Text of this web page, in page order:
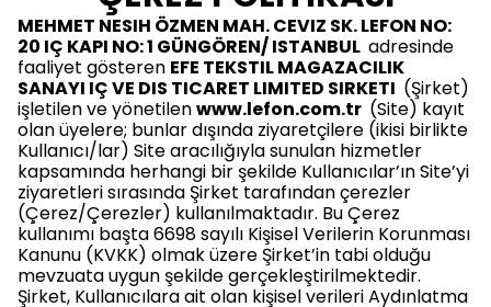
MEHMET NESIH ÖZMEN MAH. CEVIZ SK. LEFON NO:
20 IÇ KAPI NO: 1 GÜNGÖREN/ ISTANBUL adresinde
faaliyet gösteren EFE TEKSTIL MAGAZACILIK
SANAYI IÇ VE DIS TICARET LIMITED SIRKETI (Şirket)
işletilen ve yönetilenwww.lefon.com.tr (Site) kayıt
olan üyelere; bunlar dışında ziyaretçilere (ikisi birlikte
Kullanıcı/lar) Site aracılığıyla sunulan hizmetler
kapsamında herhangi bir şekilde Kullanıcılar’ın Site’yi
ziyaretleri sırasında Şirket tarafından çerezler
(Çerez/Çerezler) kullanılmaktadır. Bu Çerez
kullanımı başta 6698 sayılı Kişisel Verilerin Korunması
Kanunu (KVKK) olmak üzere Şirket’in tabi olduğu
mevzuata uygun şekilde gerçekleştirilmektedir.
Şirket, Kullanıcılara ait olan kişisel verileri Aydınlatma